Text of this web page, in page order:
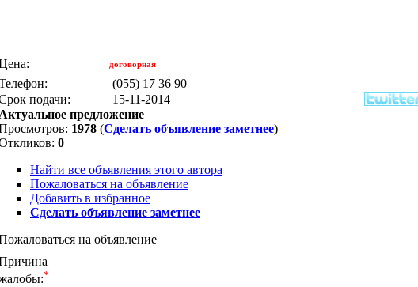
договорная
(055) 17 36 90
подачи:
15-11-2014
предложение
1978 (Сделать объявление заметнее)
0
Найти все объявления этого автора
Пожаловаться на объявление
Добавить в избранное
Сделать объявление заметнее
на объявление
*